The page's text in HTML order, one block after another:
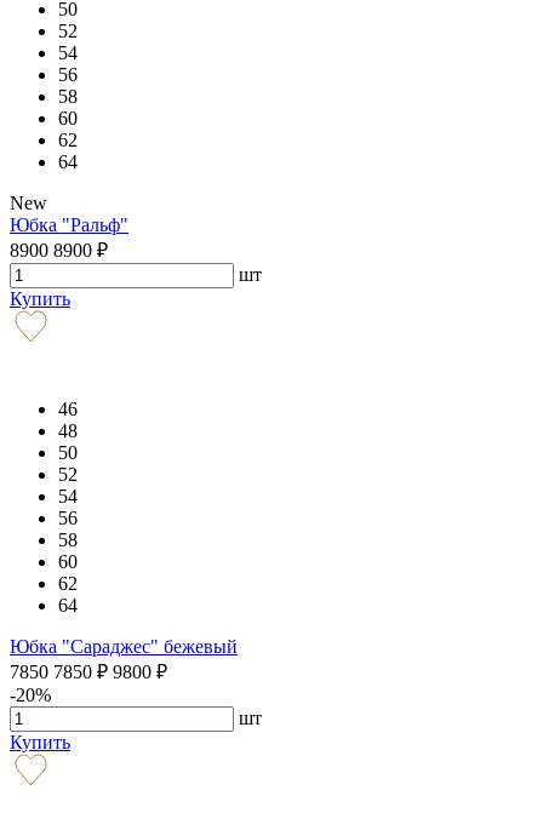
50
52
54
56
58
60
62
64
New
Юбка "Ральф"
8900 8900 ₽
шт
Купить
46
48
50
52
54
56
58
60
62
64
Юбка "Сараджес" бежевый
7850 7850 ₽ 9800 ₽
-20%
шт
Купить